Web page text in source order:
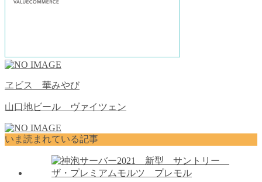
ヱビス 華みやび
山口地ビール ヴァイツェン
いま読まれている記事